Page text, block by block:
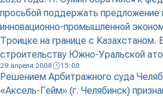
просьбой поддержать предложение
инновационно-промышленной
Троицке на границе с
строительству Южно-Уральской
29 апреля 2008 15:00
Решением Арбитражного суда
«Аксель-Гейм» (г. Челябинск)